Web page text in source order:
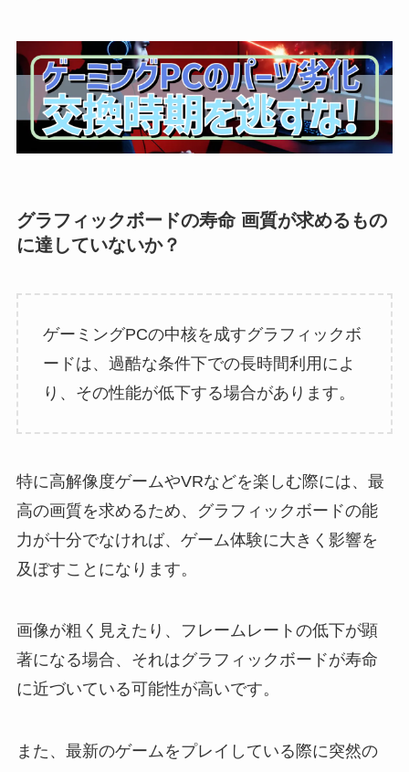
グラフィックボードの寿命 画質が求めるもの
に達していないか？
ゲーミングPCの中核を成すグラフィックボ
ードは、過酷な条件下での長時間利用によ
り、その性能が低下する場合があります。
特に高解像度ゲームやVRなどを楽しむ際には、最
高の画質を求めるため、グラフィックボードの能
力が十分でなければ、ゲーム体験に大きく影響を
及ぼすことになります。
画像が粗く見えたり、フレームレートの低下が顕
著になる場合、それはグラフィックボードが寿命
に近づいている可能性が高いです。
また、最新のゲームをプレイしている際に突然の